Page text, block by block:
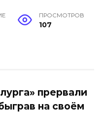
ПРОСМОТРОВ
107
прервали
на своём